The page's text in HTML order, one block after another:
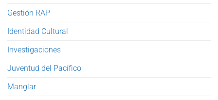
Gestión RAP
Identidad Cultural
Investigaciones
Juventud del Pacífico
Manglar